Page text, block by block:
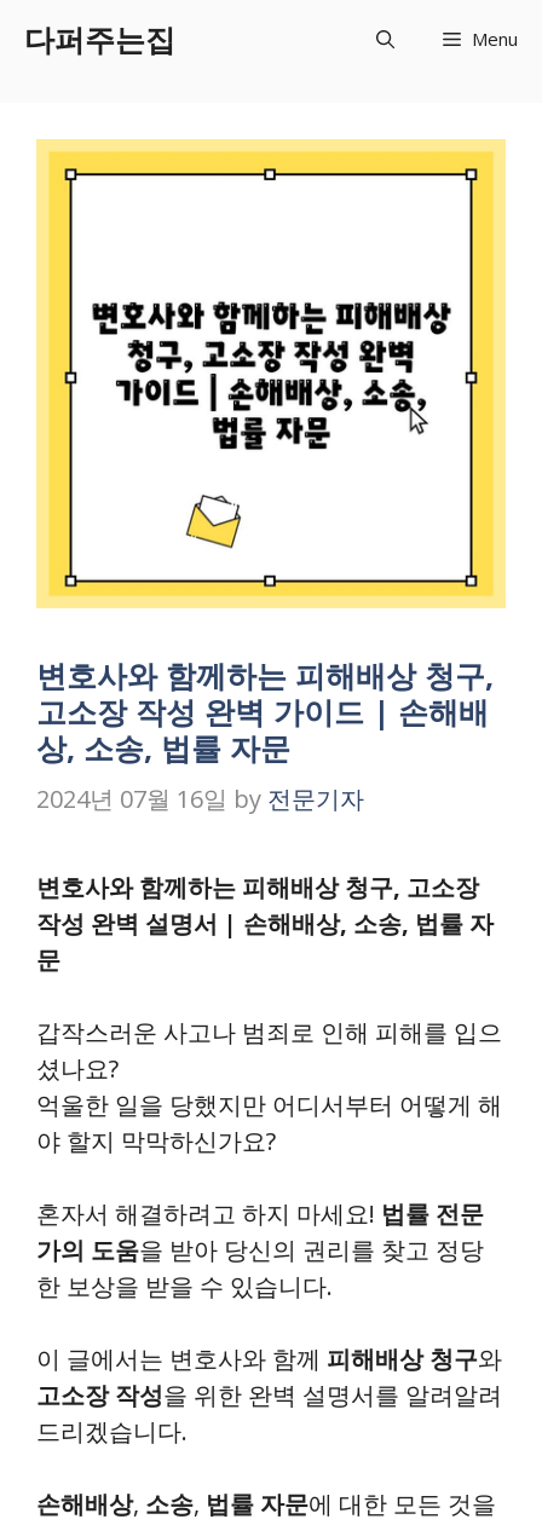
다퍼주는집 Menu
변호사와 함께하는 피해배상 청구,
고소장 작성 완벽 가이드 | 손해배
상, 소송, 법률 자문
2024년 07월 16일 by 전문기자
변호사와 함께하는 피해배상 청구, 고소장
작성 완벽 설명서 | 손해배상, 소송, 법률 자
문
갑작스러운 사고나 범죄로 인해 피해를 입으
셨나요?
억울한 일을 당했지만 어디서부터 어떻게 해
야 할지 막막하신가요?
혼자서 해결하려고 하지 마세요! 법률 전문
가의 도움을 받아 당신의 권리를 찾고 정당
한 보상을 받을 수 있습니다.
이 글에서는 변호사와 함께 피해배상 청구와
고소장 작성을 위한 완벽 설명서를 알려알려
드리겠습니다.
손해배상, 소송, 법률 자문에 대한 모든 것을